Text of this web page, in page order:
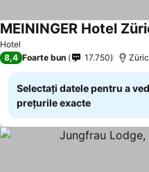
Hotel
MEININGER Hotel
8,4 Foarte bun 17.750
Selectați datele pentru a
prețurile exacte